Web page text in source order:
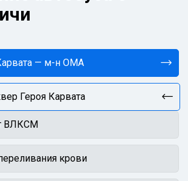
— м-н ОМА
Героя Карвата
ВЛКСМ
крови